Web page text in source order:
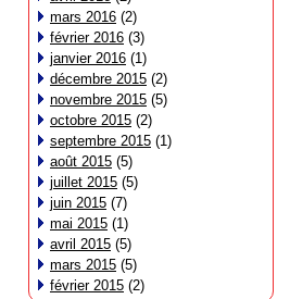
mars 2016 (2)
février 2016 (3)
janvier 2016 (1)
décembre 2015 (2)
novembre 2015 (5)
octobre 2015 (2)
septembre 2015 (1)
août 2015 (5)
juillet 2015 (5)
juin 2015 (7)
mai 2015 (1)
avril 2015 (5)
mars 2015 (5)
février 2015 (2)